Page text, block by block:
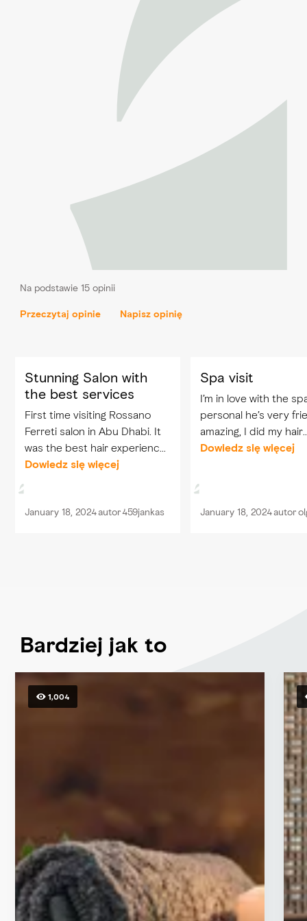
Na podstawie 15 opinii
Przeczytaj opinie Napisz opinię
Stunning Salon with
the best services
First time visiting Rossano
Ferreti salon in Abu Dhabi. It
was the best hair experience
I’ve ever had. The ladies
amazing personalities. In...
Dowiedz się więcej
January 18, 2024autor459jankas
Spa visit
I’m in love with the
personal he’s very
amazing, I did my hair
treatment, and also
Dowiedz się więcej
January 18, 2024autor
Bardziej jak to
1,004